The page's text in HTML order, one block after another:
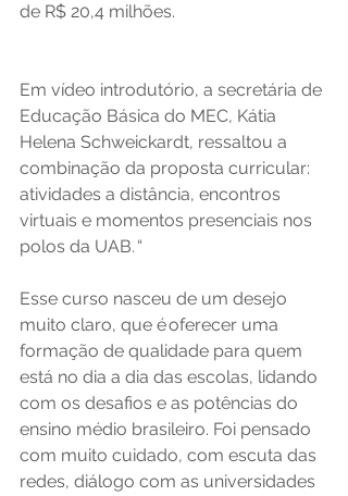
de R$ 20,4 milhões.
Em vídeo introdutório, a secretária de
Educação Básica do MEC, Kátia
Helena Schweickardt, ressaltou a
combinação da proposta curricular:
atividades a distância, encontros
virtuais e momentos presenciais nos
polos da UAB. “
Esse curso nasceu de um desejo
muito claro, que é oferecer uma
formação de qualidade para quem
está no dia a dia das escolas, lidando
com os desafios e as potências do
ensino médio brasileiro. Foi pensado
com muito cuidado, com escuta das
redes, diálogo com as universidades